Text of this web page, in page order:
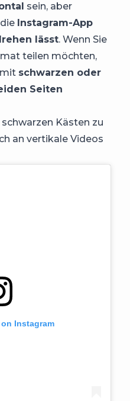
sein, aber
Instagram-App
lässt. Wenn Sie
teilen möchten,
schwarzen oder
Seiten
Kästen zu
an vertikale Videos
Instagram